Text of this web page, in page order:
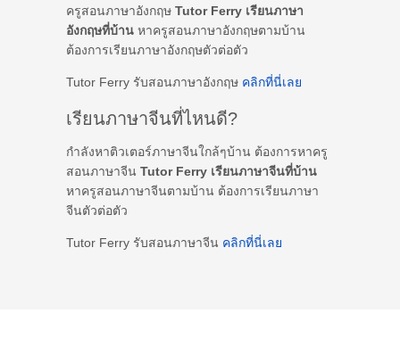
ครูสอนภาษาอังกฤษ Tutor Ferry เรียนภาษา
อังกฤษที่บ้าน หาครูสอนภาษาอังกฤษตามบ้าน
ต้องการเรียนภาษาอังกฤษตัวต่อตัว
Tutor Ferry รับสอนภาษาอังกฤษ คลิกที่นี่เลย
เรียนภาษาจีนที่ไหนดี?
กำลังหาติวเตอร์ภาษาจีนใกล้ๆบ้าน ต้องการหาครู
สอนภาษาจีน Tutor Ferry เรียนภาษาจีนที่บ้าน
หาครูสอนภาษาจีนตามบ้าน ต้องการเรียนภาษา
จีนตัวต่อตัว
Tutor Ferry รับสอนภาษาจีน คลิกที่นี่เลย